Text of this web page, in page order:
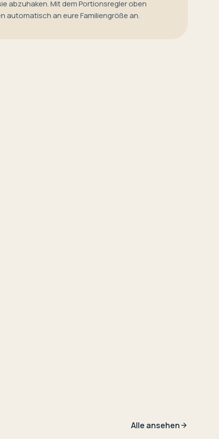
abzuhaken. Mit dem Portionsregler oben
automatisch an eure Familiengröße an.
Alle ansehen